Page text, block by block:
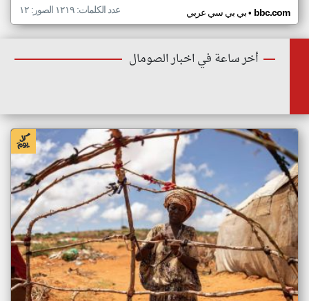
بي بي سي عربي• bbc.com عدد الكلمات: ١٢١٩ الصور: ١٢
أخر ساعة في اخبار الصومال